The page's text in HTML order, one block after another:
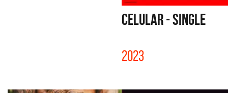
CELULAR - SINGLE
2023